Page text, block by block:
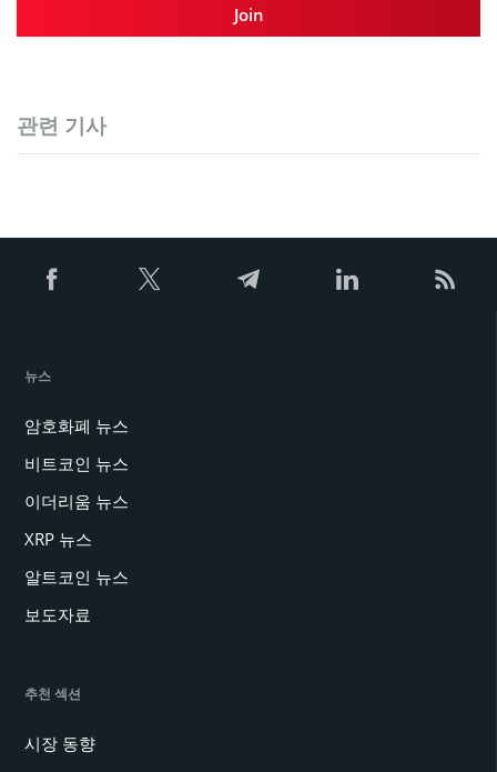
Join
관련 기사
뉴스
암호화폐 뉴스
비트코인 뉴스
이더리움 뉴스
XRP 뉴스
알트코인 뉴스
보도자료
추천 섹션
시장 동향